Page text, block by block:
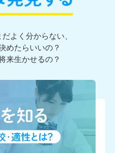
よく分からない、
めたらいいの？
来生かせるの？